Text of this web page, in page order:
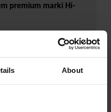
About
premium marki Hi-
obuwia sportowego i
początku działalności
funkcjonalnych modeli
rozwiązaniach - od
roku Hi-Tec zyskał